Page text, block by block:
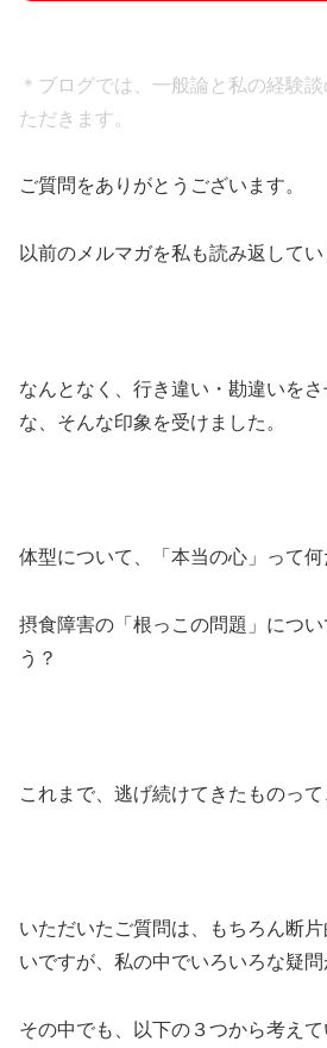
＊ブログでは、一般論と私の経験
ただきます。
ご質問をありがとうございます。
以前のメルマガを私も読み返してい
なんとなく、行き違い・勘違いを
な、そんな印象を受けました。
体型について、「本当の心」って何
摂食障害の「根っこの問題」につ
う？
これまで、逃げ続けてきたものって
いただいたご質問は、もちろん断
いですが、私の中でいろいろな疑問
その中でも、以下の３つから考えて